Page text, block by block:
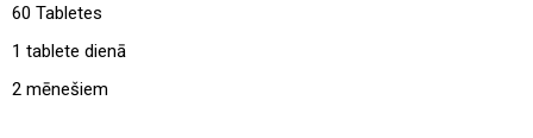
60 Tabletes
1 tablete dienā
2 mēnešiem